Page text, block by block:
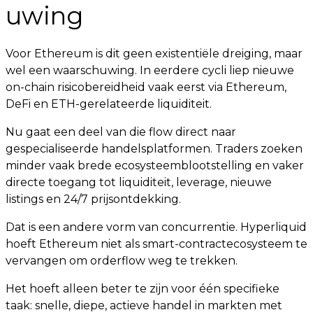
uwing
Voor Ethereum is dit geen existentiële dreiging, maar
wel een waarschuwing. In eerdere cycli liep nieuwe
on-chain risicobereidheid vaak eerst via Ethereum,
DeFi en ETH-gerelateerde liquiditeit.
Nu gaat een deel van die flow direct naar
gespecialiseerde handelsplatformen. Traders zoeken
minder vaak brede ecosysteemblootstelling en vaker
directe toegang tot liquiditeit, leverage, nieuwe
listings en 24/7 prijsontdekking.
Dat is een andere vorm van concurrentie. Hyperliquid
hoeft Ethereum niet als smart-contractecosysteem te
vervangen om orderflow weg te trekken.
Het hoeft alleen beter te zijn voor één specifieke
taak: snelle, diepe, actieve handel in markten met